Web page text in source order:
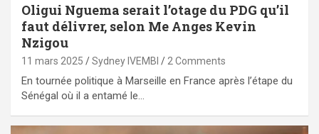
Oligui Nguema serait l’otage du PDG qu’il
faut délivrer, selon Me Anges Kevin
Nzigou
11 mars 2025 Sydney IVEMBI 2 Comments
En tournée politique à Marseille en France après l’étape du
Sénégal où il a entamé le…